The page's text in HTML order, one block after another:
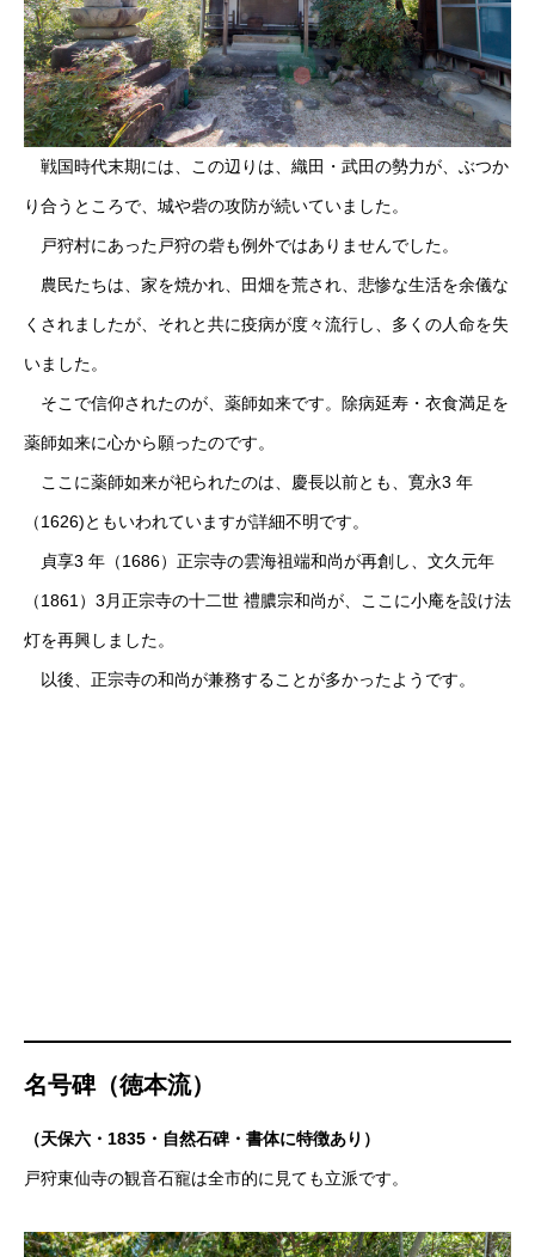
戦国時代末期には、この辺りは、織田・武田の勢力が、ぶつか
り合うところで、城や砦の攻防が続いていました。
戸狩村にあった戸狩の砦も例外ではありませんでした。
農民たちは、家を焼かれ、田畑を荒され、悲惨な生活を余儀な
くされましたが、それと共に疫病が度々流行し、多くの人命を失
いました。
そこで信仰されたのが、薬師如来です。除病延寿・衣食満足を
薬師如来に心から願ったのです。
ここに薬師如来が祀られたのは、慶長以前とも、寛永3 年
（1626)ともいわれていますが詳細不明です。
貞享3 年（1686）正宗寺の雲海祖端和尚が再創し、文久元年
（1861）3月正宗寺の十二世 禮膿宗和尚が、ここに小庵を設け法
灯を再興しました。
以後、正宗寺の和尚が兼務することが多かったようです。
名号碑（徳本流）
（天保六・1835・自然石碑・書体に特徴あり）
戸狩東仙寺の観音石寵は全市的に見ても立派です。